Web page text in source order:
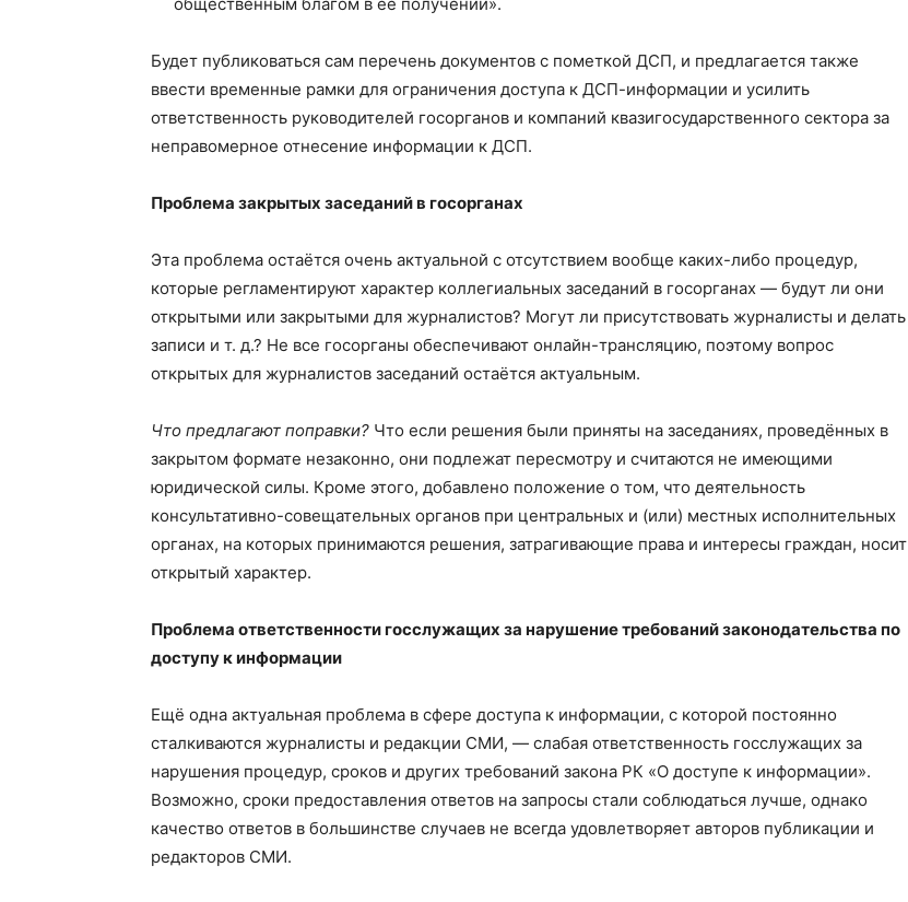
Будет публиковаться сам перечень документов с пометкой ДСП, и предлагается также
ввести временные рамки для ограничения доступа к ДСП-информации и усилить
ответственность руководителей госорганов и компаний квазигосударственного сектора за
неправомерное отнесение информации к ДСП.
Проблема закрытых заседаний в госорганах
Эта проблема остаётся очень актуальной с отсутствием вообще каких-либо процедур,
которые регламентируют характер коллегиальных заседаний в госорганах — будут ли они
открытыми или закрытыми для журналистов? Могут ли присутствовать журналисты и делать
записи и т. д.? Не все госорганы обеспечивают онлайн-трансляцию, поэтому вопрос
открытых для журналистов заседаний остаётся актуальным.
Что предлагают поправки? Что если решения были приняты на заседаниях, проведённых в
закрытом формате незаконно, они подлежат пересмотру и считаются не имеющими
юридической силы. Кроме этого, добавлено положение о том, что деятельность
консультативно-совещательных органов при центральных и (или) местных исполнительных
органах, на которых принимаются решения, затрагивающие права и интересы граждан, носит
открытый характер.
Проблема ответственности госслужащих за нарушение требований законодательства по
доступу к информации
Ещё одна актуальная проблема в сфере доступа к информации, с которой постоянно
сталкиваются журналисты и редакции СМИ, — слабая ответственность госслужащих за
нарушения процедур, сроков и других требований закона РК «О доступе к информации».
Возможно, сроки предоставления ответов на запросы стали соблюдаться лучше, однако
качество ответов в большинстве случаев не всегда удовлетворяет авторов публикации и
редакторов СМИ.